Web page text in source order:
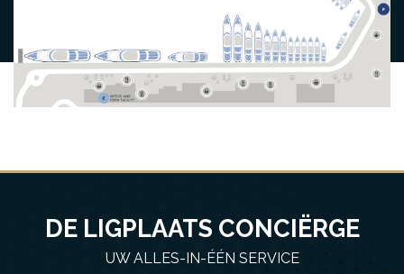
DE LIGPLAATS CONCIËRGE
UW ALLES-IN-ÉÉN SERVICE